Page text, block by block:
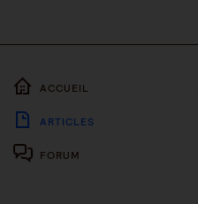
ACCUEIL
ARTICLES
FORUM